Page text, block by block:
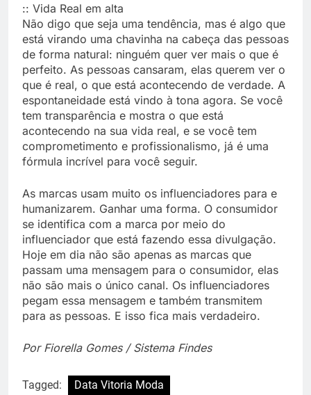
:: Vida Real em alta
Não digo que seja uma tendência, mas é algo que
está virando uma chavinha na cabeça das pessoas
de forma natural: ninguém quer ver mais o que é
perfeito. As pessoas cansaram, elas querem ver o
que é real, o que está acontecendo de verdade. A
espontaneidade está vindo à tona agora. Se você
tem transparência e mostra o que está
acontecendo na sua vida real, e se você tem
comprometimento e profissionalismo, já é uma
fórmula incrível para você seguir.
As marcas usam muito os influenciadores para e
humanizarem. Ganhar uma forma. O consumidor
se identifica com a marca por meio do
influenciador que está fazendo essa divulgação.
Hoje em dia não são apenas as marcas que
passam uma mensagem para o consumidor, elas
não são mais o único canal. Os influenciadores
pegam essa mensagem e também transmitem
para as pessoas. E isso fica mais verdadeiro.
Por Fiorella Gomes / Sistema Findes
Tagged: Data Vitoria Moda